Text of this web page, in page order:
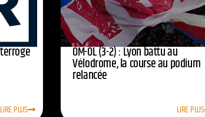
LIRE PLUS
OM-OL (3-2) : Lyon battu au
Vélodrome, la course au podium
relancée
LIRE PLUS